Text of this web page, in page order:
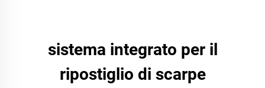
sistema integrato per il
ripostiglio di scarpe